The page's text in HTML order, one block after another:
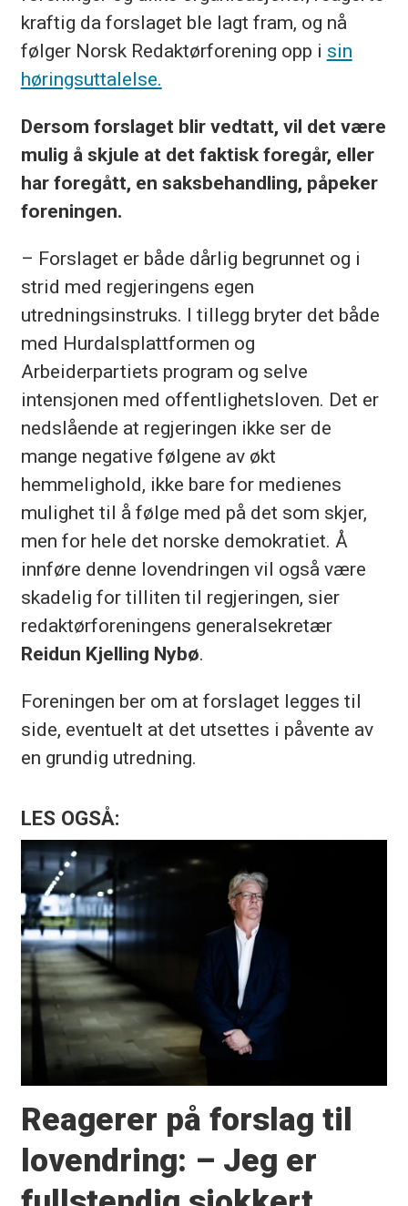
kraftig da forslaget ble lagt fram, og nå
følger Norsk Redaktørforening opp i sin
høringsuttalelse.
Dersom forslaget blir vedtatt, vil det være
mulig å skjule at det faktisk foregår, eller
har foregått, en saksbehandling, påpeker
foreningen.
– Forslaget er både dårlig begrunnet og i
strid med regjeringens egen
utredningsinstruks. I tillegg bryter det både
med Hurdalsplattformen og
Arbeiderpartiets program og selve
intensjonen med offentlighetsloven. Det er
nedslående at regjeringen ikke ser de
mange negative følgene av økt
hemmelighold, ikke bare for medienes
mulighet til å følge med på det som skjer,
men for hele det norske demokratiet. Å
innføre denne lovendringen vil også være
skadelig for tilliten til regjeringen, sier
redaktørforeningens generalsekretær
Reidun Kjelling Nybø.
Foreningen ber om at forslaget legges til
side, eventuelt at det utsettes i påvente av
en grundig utredning.
LES OGSÅ:
Reagerer på forslag til
lovendring: – Jeg er